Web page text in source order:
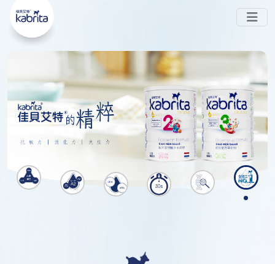
會員中心 銷售點 搜索
嘅 #Sn2
-PA ◊ 喺腸道中被消化，唔易形成難以被吸收
嘅鈣皂，可避免
#天然多
元營養
HKTVmall公開發售~
了解更多